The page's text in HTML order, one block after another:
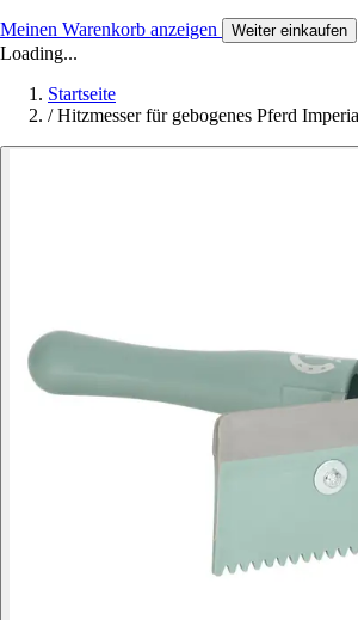
Meinen Warenkorb anzeigen Weiter einkaufen
Loading...
Startseite
/ Hitzmesser für gebogenes Pferd